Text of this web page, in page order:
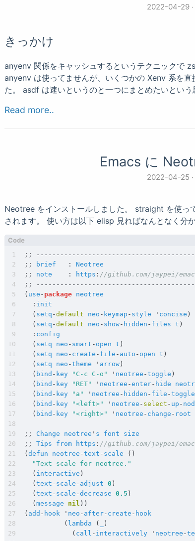
2022-04-29
きっかけ
anyenv 関係をキャッシュするというテクニックで
anyenv は使ってませんが、いくつかの Xenv 系を
た。 asdf は速いというのと一つにまとめたいとい
Read more..
Emacs に
2022-04-25
Neotree をインストールしました。 straight を使っ
されます。 使い方は以下 elisp 見ればなんとなく分か
;;
;;
brief :
Neotree
;;
note : https : //github.com/jaypei/
;;
( use - package neotree
: init
( setq -default neo - keymap - style ' concise )
( setq -default neo - show- hidden - files t )
: config
( setq neo - smart - open t )
( setq neo - create - file - auto - open t )
( setq neo -theme ' arrow )
( bind - key "C-c C-o" ' neotree -toggle )
( bind - key "RET" ' neotree -enter- hide
( bind - key "a" ' neotree - hidden - file -toggle
( bind - key "<left>" ' neotree - select - up -
( bind - key "<right>" ' neotree - change - root
;; Change neotree ' s font
size
;;
Tips from https : //github.com/jaypei/
( defun neotree -text - scale
()
"Text scale for neotree."
( interactive )
( text - scale - adjust 0 )
( text - scale -decrease 0.5 )
( message nil ))
( add - hook ' neo - after- create - hook
( lambda (
)
( call - interactively ' neotree -